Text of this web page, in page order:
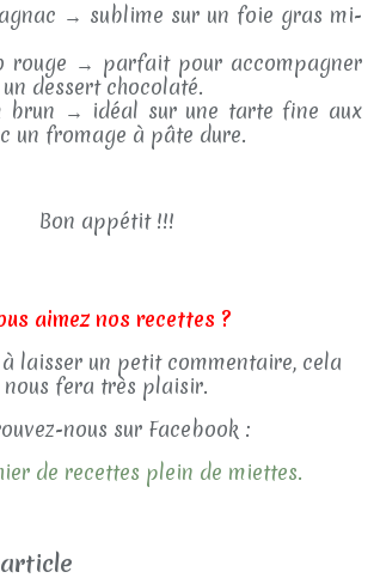
→ sublime sur un foie gras mi-
rouge → parfait pour accompagner
dessert chocolaté.
brun → idéal sur une tarte fine aux
un fromage à pâte dure.
Bon appétit !!!
aimez nos recettes ?
laisser un petit commentaire, cela
nous fera très plaisir.
nous sur Facebook :
de recettes plein de miettes.